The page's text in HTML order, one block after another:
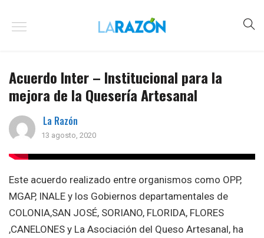
Acuerdo Inter – Institucional para la
mejora de la Quesería Artesanal
La Razón
13 agosto, 2020
Este acuerdo realizado entre organismos como OPP,
MGAP, INALE y los Gobiernos departamentales de
COLONIA,SAN JOSÉ, SORIANO, FLORIDA, FLORES
,CANELONES y La Asociación del Queso Artesanal, ha